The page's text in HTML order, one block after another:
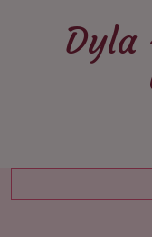
Dyla